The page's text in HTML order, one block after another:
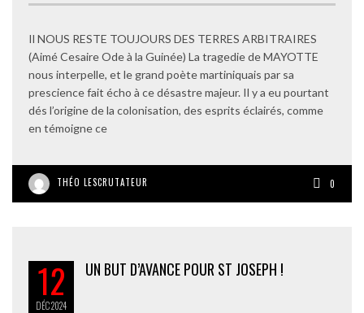
Il NOUS RESTE TOUJOURS DES TERRES ARBITRAIRES
(Aimé Cesaire Ode à la Guinée) La tragedie de MAYOTTE
nous interpelle, et le grand poète martiniquais par sa
prescience fait écho à ce désastre majeur. Il y a eu pourtant
dés l’origine de la colonisation, des esprits éclairés, comme
en témoigne ce
THÉO LESCRUTATEUR 0
12
DÉC2024
UN BUT D’AVANCE POUR ST JOSEPH !